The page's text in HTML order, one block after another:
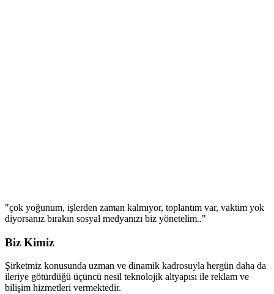
"çok yoğunum, işlerden zaman kalmıyor, toplantım var, vaktim yok
diyorsanız bırakın sosyal medyanızı biz yönetelim.."
Biz Kimiz
Şirketmiz konusunda uzman ve dinamik kadrosuyla hergün daha da
ileriye götürdüğü üçüncü nesil teknolojik altyapısı ile reklam ve
bilişim hizmetleri vermektedir.